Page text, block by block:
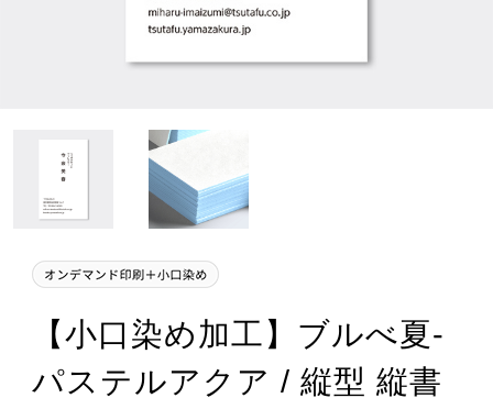
【小口染め加工】ブルべ夏-
パステルアクア / 縦型 縦書